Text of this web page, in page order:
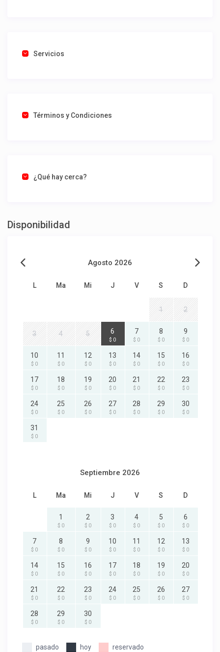
Servicios
Términos y Condiciones
¿Qué hay cerca?
Disponibilidad
Agosto 2026
L Ma Mi J V S D
1 2
3 4 5 6
$ 0
7
$ 0
8
$ 0
9
$ 0
10
$ 0
11
$ 0
12
$ 0
13
$ 0
14
$ 0
15
$ 0
16
$ 0
17
$ 0
18
$ 0
19
$ 0
20
$ 0
21
$ 0
22
$ 0
23
$ 0
24
$ 0
25
$ 0
26
$ 0
27
$ 0
28
$ 0
29
$ 0
30
$ 0
31
$ 0
Septiembre 2026
L Ma Mi J V S D
1
$ 0
2
$ 0
3
$ 0
4
$ 0
5
$ 0
6
$ 0
7
$ 0
8
$ 0
9
$ 0
10
$ 0
11
$ 0
12
$ 0
13
$ 0
14
$ 0
15
$ 0
16
$ 0
17
$ 0
18
$ 0
19
$ 0
20
$ 0
21
$ 0
22
$ 0
23
$ 0
24
$ 0
25
$ 0
26
$ 0
27
$ 0
28
$ 0
29
$ 0
30
$ 0
pasado hoy reservado